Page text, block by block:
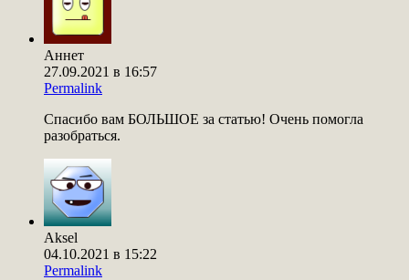
Аннет
27.09.2021 в 16:57
Permalink
Спасибо вам БОЛЬШОЕ за статью! Очень помогла
разобраться.
Aksel
04.10.2021 в 15:22
Permalink